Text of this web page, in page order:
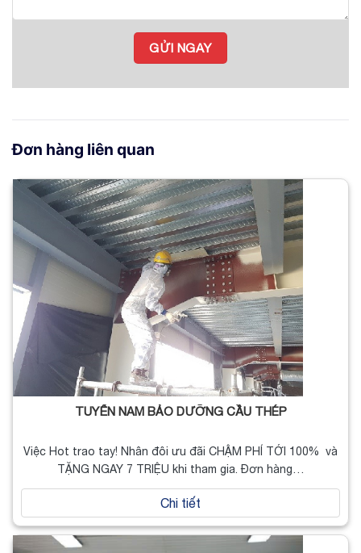
Đơn hàng liên quan
TUYỂN NAM BẢO DƯỠNG CẦU THÉP
Việc Hot trao tay! Nhân đôi ưu đãi CHẬM PHÍ TỚI 100% và
TẶNG NGAY 7 TRIỆU khi tham gia. Đơn hàng…
Chi tiết